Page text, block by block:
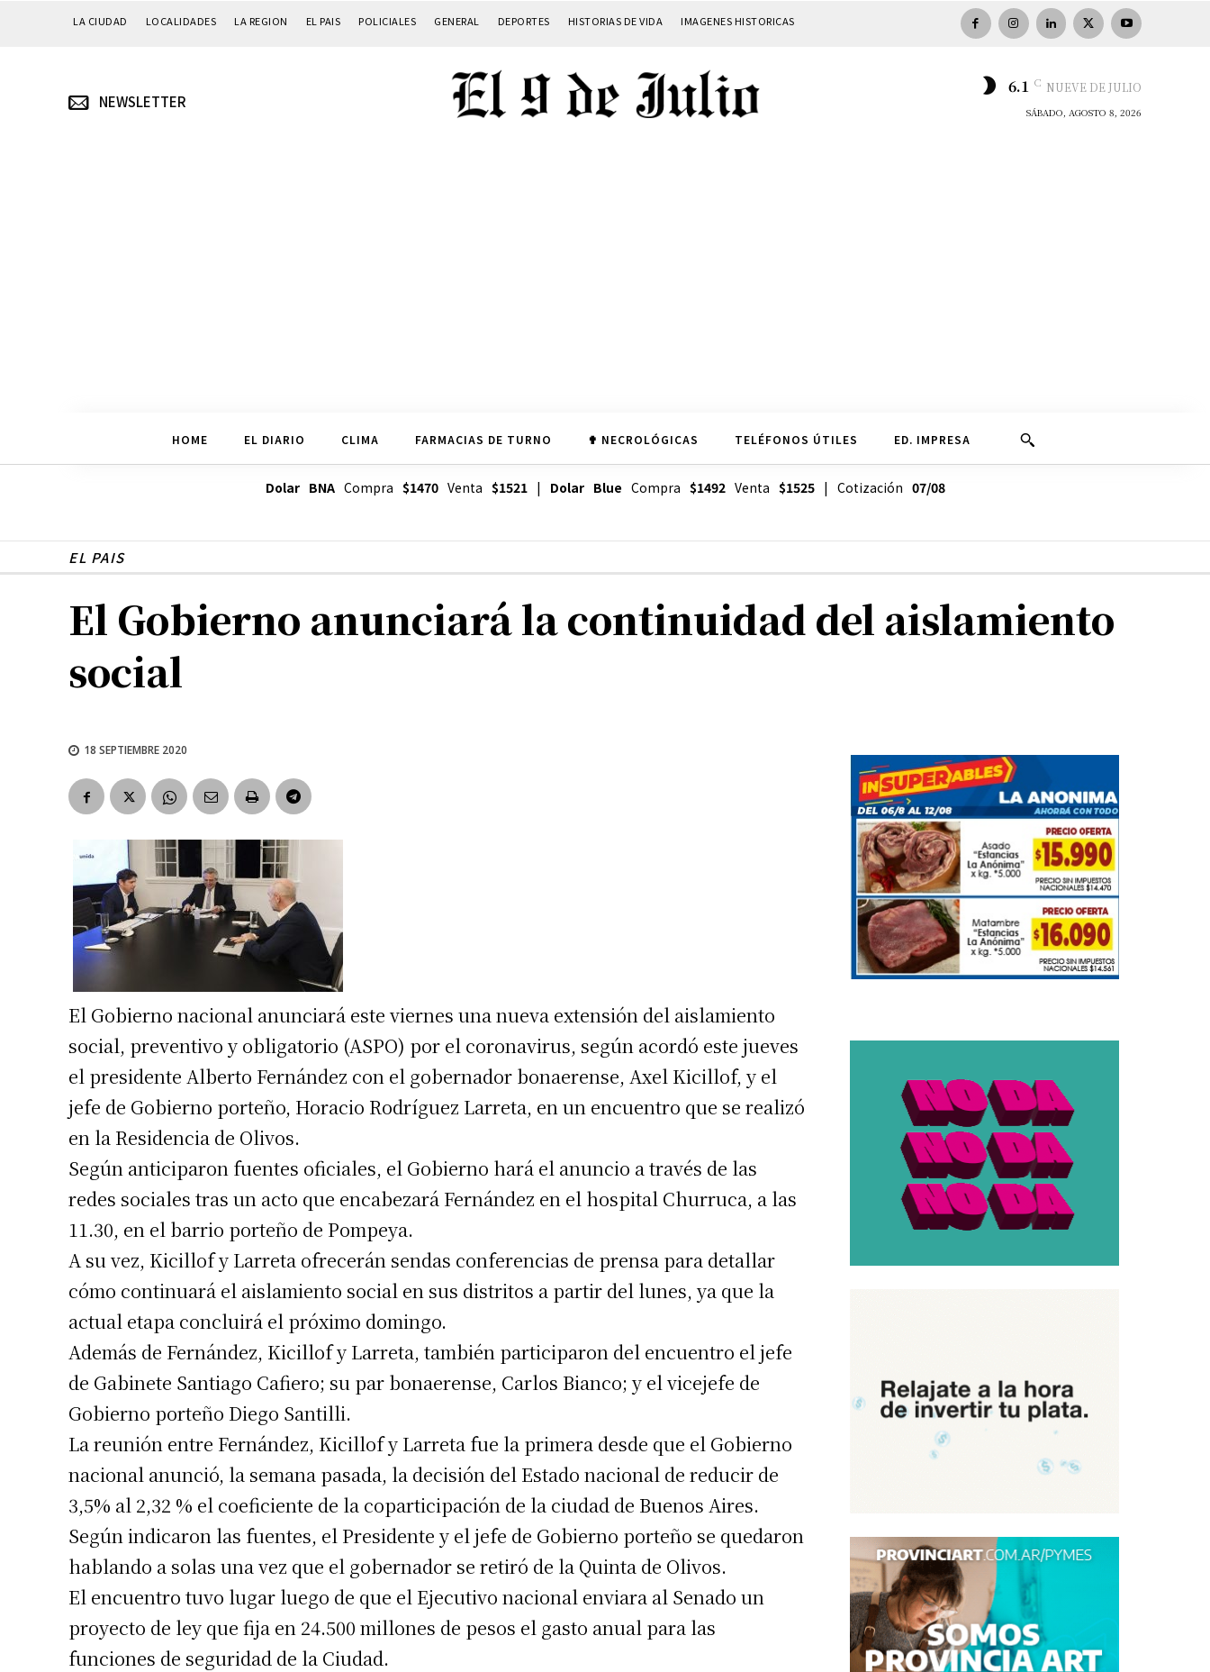
LA CIUDAD LOCALIDADES LA REGION EL PAIS POLICIALES GENERAL DEPORTES HISTORIAS DE VIDA IMAGENES HISTORICAS
NEWSLETTER
6.1 C NUEVE DE JULIO
SÁBADO, AGOSTO 8, 2026
HOME EL DIARIO CLIMA FARMACIAS DE TURNO ✟ NECROLÓGICAS TELÉFONOS ÚTILES ED. IMPRESA
Dolar BNACompra $1470Venta $1521| Dolar Blue Compra $1492Venta $1525| Cotización 07/08
EL PAIS
El Gobierno anunciará la continuidad del aislamiento
social
18 SEPTIEMBRE 2020
El Gobierno nacional anunciará este viernes una nueva extensión del aislamiento
social, preventivo y obligatorio (ASPO) por el coronavirus, según acordó este jueves
el presidente Alberto Fernández con el gobernador bonaerense, Axel Kicillof, y el
jefe de Gobierno porteño, Horacio Rodríguez Larreta, en un encuentro que se realizó
en la Residencia de Olivos.
Según anticiparon fuentes oficiales, el Gobierno hará el anuncio a través de las
redes sociales tras un acto que encabezará Fernández en el hospital Churruca, a las
11.30, en el barrio porteño de Pompeya.
A su vez, Kicillof y Larreta ofrecerán sendas conferencias de prensa para detallar
cómo continuará el aislamiento social en sus distritos a partir del lunes, ya que la
actual etapa concluirá el próximo domingo.
Además de Fernández, Kicillof y Larreta, también participaron del encuentro el jefe
de Gabinete Santiago Cafiero; su par bonaerense, Carlos Bianco; y el vicejefe de
Gobierno porteño Diego Santilli.
La reunión entre Fernández, Kicillof y Larreta fue la primera desde que el Gobierno
nacional anunció, la semana pasada, la decisión del Estado nacional de reducir de
3,5% al 2,32 % el coeficiente de la coparticipación de la ciudad de Buenos Aires.
Según indicaron las fuentes, el Presidente y el jefe de Gobierno porteño se quedaron
hablando a solas una vez que el gobernador se retiró de la Quinta de Olivos.
El encuentro tuvo lugar luego de que el Ejecutivo nacional enviara al Senado un
proyecto de ley que fija en 24.500 millones de pesos el gasto anual para las
funciones de seguridad de la Ciudad.